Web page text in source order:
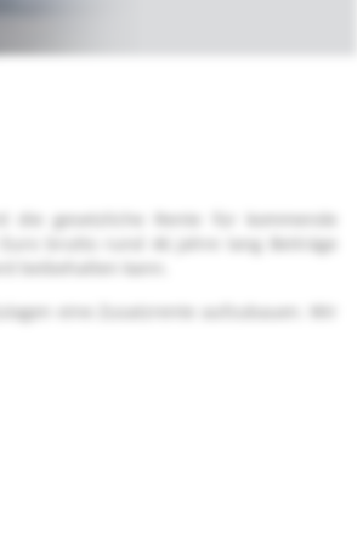
gesetzliche Rente für kommende
brutto rund 46 Jahre lang Beiträge
beibehalten kann.
eine Zusatzrente aufzubauen. Wir